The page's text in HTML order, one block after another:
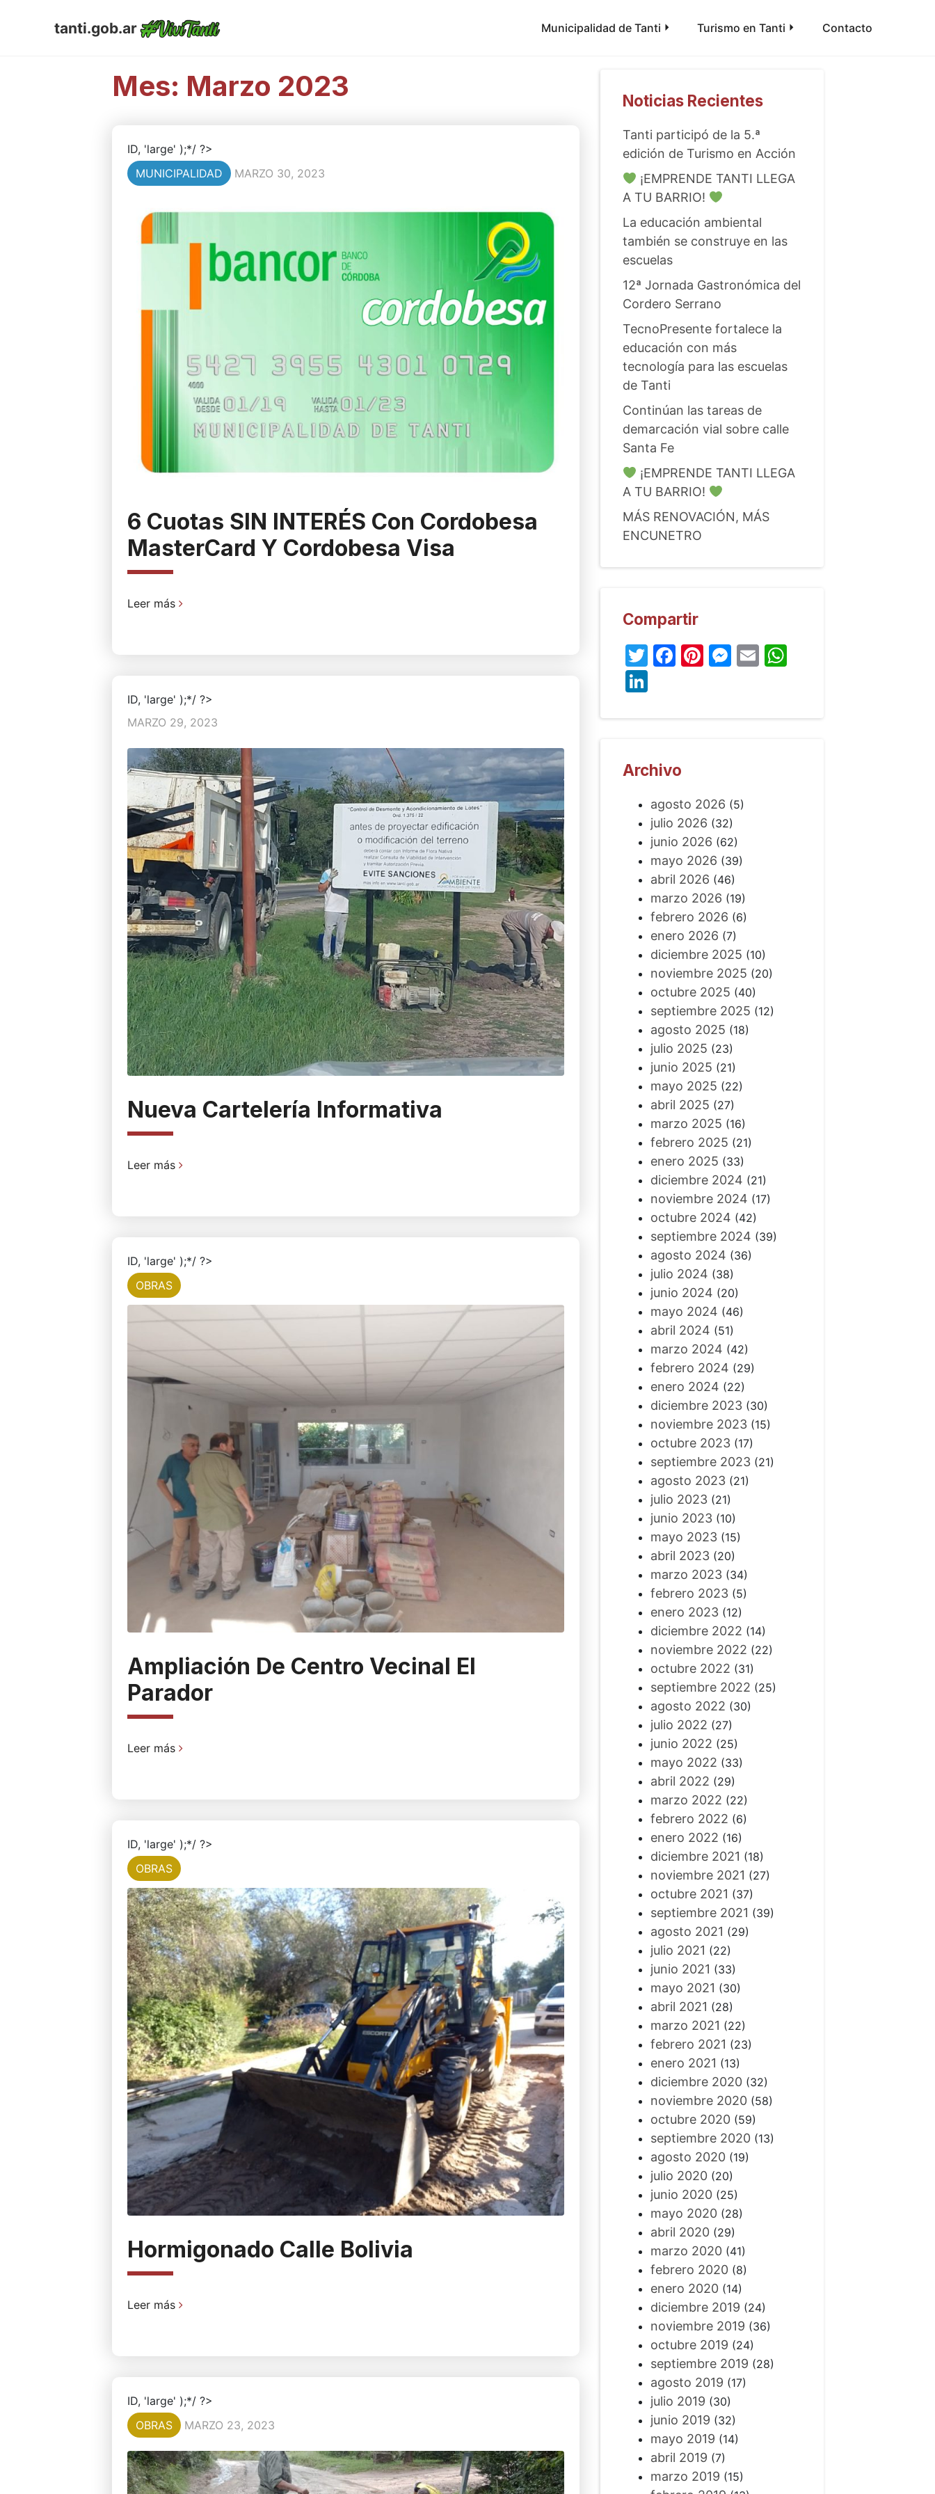
tanti.gob.ar Municipalidad de Tanti Turismo en Tanti Contacto
Mes: Marzo 2023
ID, 'large' );*/ ?>
MUNICIPALIDAD
MARZO 30, 2023
6 Cuotas SIN INTERÉS Con Cordobesa
MasterCard Y Cordobesa Visa
Leer más
ID, 'large' );*/ ?>
MARZO 29, 2023
Nueva Cartelería Informativa
Leer más
ID, 'large' );*/ ?>
OBRAS
Ampliación De Centro Vecinal El
Parador
Leer más
ID, 'large' );*/ ?>
OBRAS
Hormigonado Calle Bolivia
Leer más
ID, 'large' );*/ ?>
OBRAS
MARZO 23, 2023
Noticias Recientes
Tanti participó de la 5.ª
edición de Turismo en Acción
¡EMPRENDE TANTI LLEGA
A TU BARRIO!
La educación ambiental
también se construye en las
escuelas
12ª Jornada Gastronómica del
Cordero Serrano
TecnoPresente fortalece la
educación con más
tecnología para las escuelas
de Tanti
Continúan las tareas de
demarcación vial sobre calle
Santa Fe
¡EMPRENDE TANTI LLEGA
A TU BARRIO!
MÁS RENOVACIÓN, MÁS
ENCUNETRO
Compartir
Twitter
Facebook
Pinterest
Messenger
EmailWhatsApp
LinkedIn
Archivo
agosto 2026 (5)
julio 2026 (32)
junio 2026 (62)
mayo 2026 (39)
abril 2026 (46)
marzo 2026 (19)
febrero 2026 (6)
enero 2026 (7)
diciembre 2025 (10)
noviembre 2025 (20)
octubre 2025 (40)
septiembre 2025 (12)
agosto 2025 (18)
julio 2025 (23)
junio 2025 (21)
mayo 2025 (22)
abril 2025 (27)
marzo 2025 (16)
febrero 2025 (21)
enero 2025 (33)
diciembre 2024 (21)
noviembre 2024 (17)
octubre 2024 (42)
septiembre 2024 (39)
agosto 2024 (36)
julio 2024 (38)
junio 2024 (20)
mayo 2024 (46)
abril 2024 (51)
marzo 2024 (42)
febrero 2024 (29)
enero 2024 (22)
diciembre 2023(30)
noviembre 2023(15)
octubre 2023(17)
septiembre 2023(21)
agosto 2023(21)
julio 2023(21)
junio 2023(10)
mayo 2023(15)
abril 2023(20)
marzo 2023(34)
febrero 2023(5)
enero 2023(12)
diciembre 2022 (14)
noviembre 2022 (22)
octubre 2022 (31)
septiembre 2022 (25)
agosto 2022 (30)
julio 2022 (27)
junio 2022 (25)
mayo 2022 (33)
abril 2022 (29)
marzo 2022 (22)
febrero 2022 (6)
enero 2022 (16)
diciembre 2021 (18)
noviembre 2021 (27)
octubre 2021 (37)
septiembre 2021 (39)
agosto 2021 (29)
julio 2021 (22)
junio 2021 (33)
mayo 2021 (30)
abril 2021 (28)
marzo 2021 (22)
febrero 2021 (23)
enero 2021 (13)
diciembre 2020(32)
noviembre 2020(58)
octubre 2020(59)
septiembre 2020(13)
agosto 2020(19)
julio 2020(20)
junio 2020(25)
mayo 2020(28)
abril 2020(29)
marzo 2020(41)
febrero 2020(8)
enero 2020(14)
diciembre 2019 (24)
noviembre 2019 (36)
octubre 2019 (24)
septiembre 2019 (28)
agosto 2019 (17)
julio 2019 (30)
junio 2019 (32)
mayo 2019 (14)
abril 2019 (7)
marzo 2019 (15)